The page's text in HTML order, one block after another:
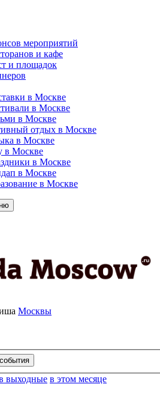
мероприятий
и кафе
и площадок
в Москве
в Москве
в Москве
отдых в Москве
в Москве
в Москве
в Москве
в Москве
в Москве
Москвы
выходные в этом месяце